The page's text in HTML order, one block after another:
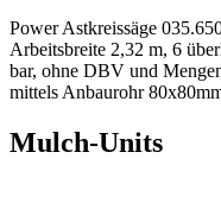
Power Astkreissäge
Arbeitsbreite 2,32 m, 6
bar, ohne DBV und
mittels Anbaurohr
Mulch-Units